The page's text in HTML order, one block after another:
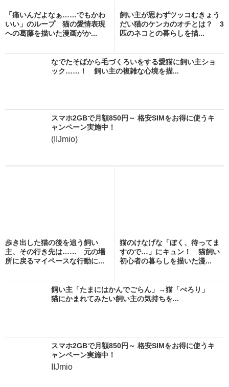
「痛いんだよなぁ……でもかわ
いい」のループ 猫の愛情表現
への葛藤を描いた漫画がか...
飼い主が思わずツッコむきょう
だい猫のケンカのオチとは？ 3
匹のネコとの暮らしを描...
なでたそばから毛づくろいをする愛猫に飼い主ショ
ック……！ 飼い主の複雑な心境を描...
スマホ2GBで月額850円～ 格安SIMをお得に使うキ
ャンペーン実施中！
(IIJmio)
歩き出した猫の後を追う飼い
主、その行き先は…… 元の場
所に戻るマイペースな行動に...
猫のけなげな「ぼく、待ってま
すので…」にキュン！ 猫飼い
初心者の暮らしを描いた漫...
飼い主「たまにはかんでごらん」→猫「ぺろり」
猫にかまれてみたい飼い主の気持ちを...
スマホ2GBで月額850円～ 格安SIMをお得に使うキ
ャンペーン実施中！
IIJmio